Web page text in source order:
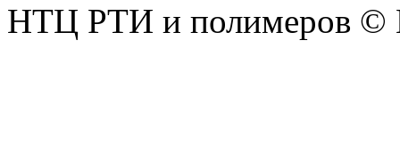
НТЦ РТИ и полимеров ©